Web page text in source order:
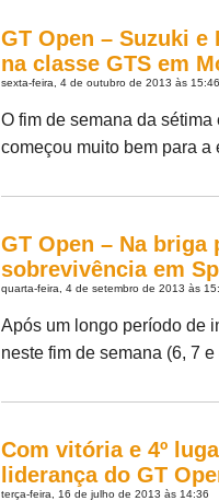
GT Open – Suzuki
na classe GTS em
sexta-feira, 4 de outubro de 2013 às 15:46
O fim de semana da
começou muito bem para a
GT Open – Na
sobrevivência em
quarta-feira, 4 de setembro de 2013 às
Após um longo período de
neste fim de semana (6, 7
Com vitória e 4º
liderança do GT
terça-feira, 16 de julho de 2013 às 14:36